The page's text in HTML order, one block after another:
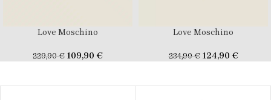
Love Moschino
229,90€ 109,90 €
Love Moschino
234,90€ 124,90 €